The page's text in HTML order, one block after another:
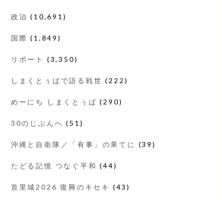
政治 (10,691)
国際 (1,849)
リポート (3,350)
しまくとぅばで語る戦世 (222)
めーにち しまくとぅば (290)
30のじぶんへ (51)
沖縄と自衛隊／「有事」の果てに (39)
たどる記憶 つなぐ平和 (44)
首里城2026 復興のキセキ (43)